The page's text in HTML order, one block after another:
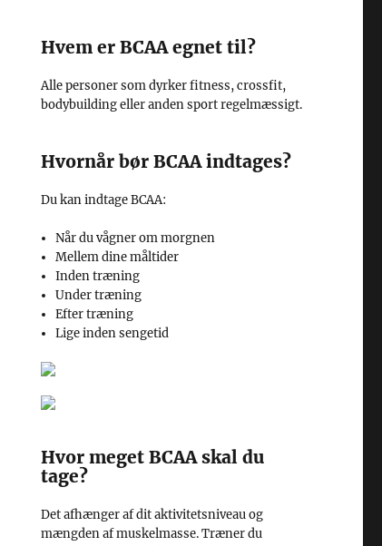
Hvem er BCAA egnet til?
Alle personer som dyrker fitness, crossfit,
bodybuilding eller anden sport regelmæssigt.
Hvornår bør BCAA indtages?
Du kan indtage BCAA:
Når du vågner om morgnen
Mellem dine måltider
Inden træning
Under træning
Efter træning
Lige inden sengetid
Hvor meget BCAA skal du
tage?
Det afhænger af dit aktivitetsniveau og
mængden af muskelmasse. Træner du